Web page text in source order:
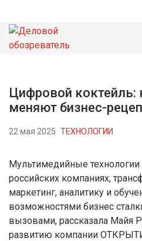
НОВОСТИ
Цифровой коктейль:
меняют бизнес-
22 мая 2025 ТЕХНОЛОГИИ
Мультимедийные
российских компаниях,
маркетинг, аналитику и
возможностями бизнес
вызовами, рассказала Майя
развитию компании